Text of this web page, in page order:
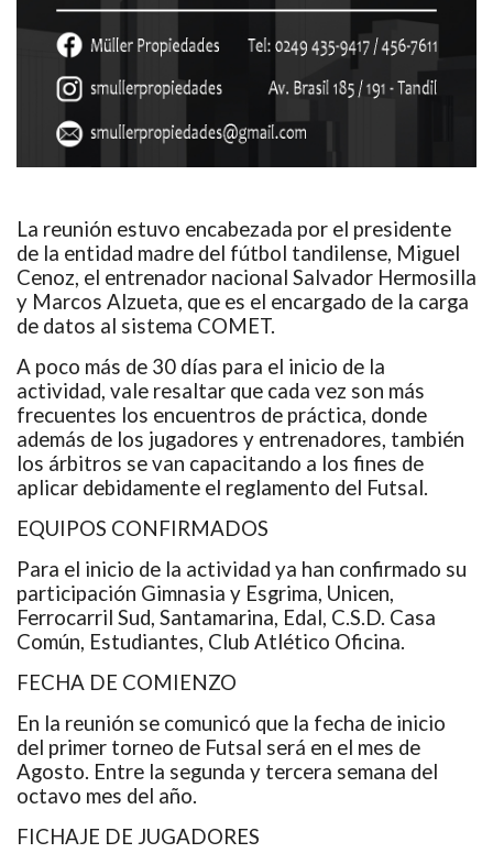
La reunión estuvo encabezada por el presidente
de la entidad madre del fútbol tandilense, Miguel
Cenoz, el entrenador nacional Salvador Hermosilla
y Marcos Alzueta, que es el encargado de la carga
de datos al sistema COMET.
A poco más de 30 días para el inicio de la
actividad, vale resaltar que cada vez son más
frecuentes los encuentros de práctica, donde
además de los jugadores y entrenadores, también
los árbitros se van capacitando a los fines de
aplicar debidamente el reglamento del Futsal.
EQUIPOS CONFIRMADOS
Para el inicio de la actividad ya han confirmado su
participación Gimnasia y Esgrima, Unicen,
Ferrocarril Sud, Santamarina, Edal, C.S.D. Casa
Común, Estudiantes, Club Atlético Oficina.
FECHA DE COMIENZO
En la reunión se comunicó que la fecha de inicio
del primer torneo de Futsal será en el mes de
Agosto. Entre la segunda y tercera semana del
octavo mes del año.
FICHAJE DE JUGADORES